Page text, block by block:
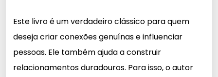
Este livro é um verdadeiro clássico para quem
deseja criar conexões genuínas e influenciar
pessoas. Ele também ajuda a construir
relacionamentos duradouros. Para isso, o autor